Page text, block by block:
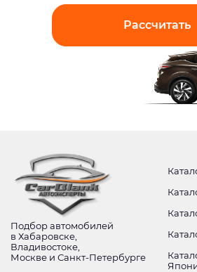
Рассчитать
Подбор автомобилей
в Хабаровске,
Владивостоке,
Москве и Санкт-Петербурге